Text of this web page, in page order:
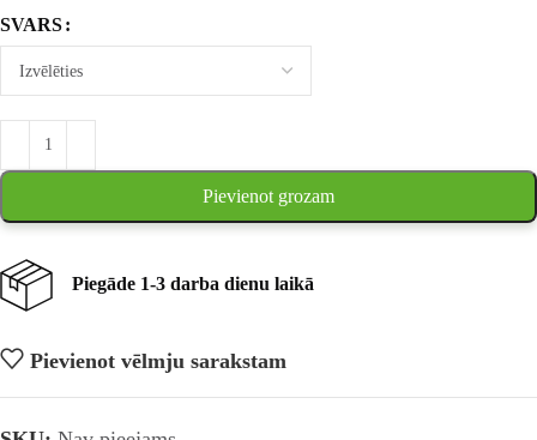
SVARS
Pievienot grozam
Piegāde 1-3 darba dienu laikā
Pievienot vēlmju sarakstam